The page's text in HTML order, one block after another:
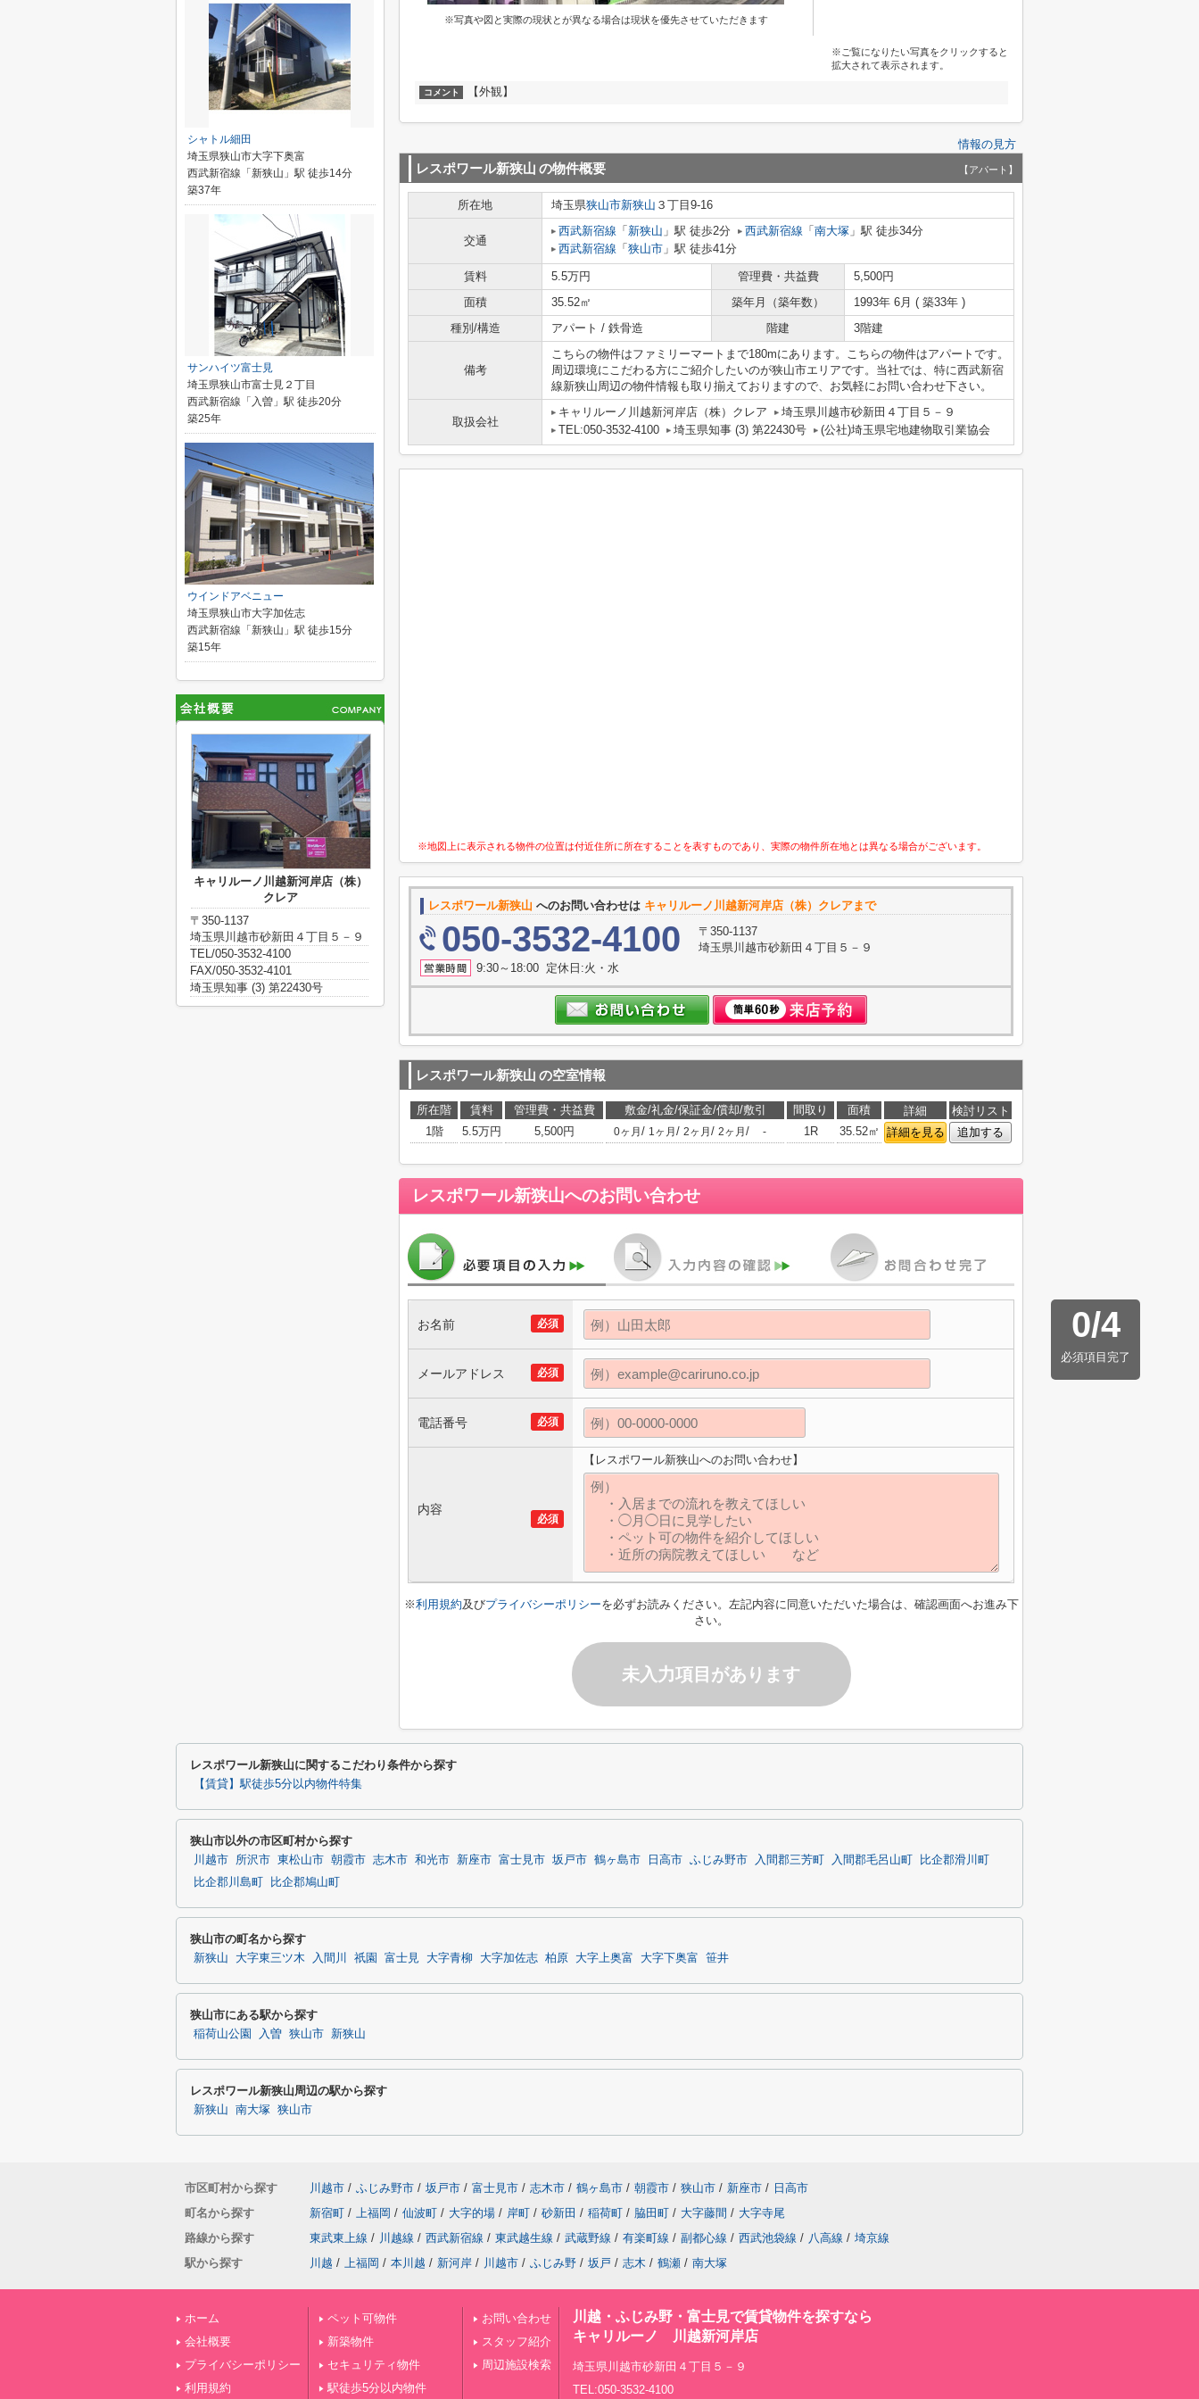
※写真や図と実際の現状とが異なる場合は現状を優先させていただきます
※ご覧になりたい写真をクリックすると
拡大されて表示されます。
コメント 【外観】
情報の見方
レスポワール新狭山 の物件概要 【アパート】
所在地 埼玉県狭山市新狭山 ３丁目9-16
交通
西武新宿線 「 新狭山 」駅 徒歩2分 西武新宿線 「 南大塚 」駅 徒歩34分
西武新宿線 「 狭山市 」駅 徒歩41分
賃料 5.5万円 管理費・共益費
5,500円
面積
35.52㎡ 築年月（築年数）
1993年 6月 ( 築33年 )
種別/構造
アパート / 鉄骨造 階建 3階建
備考
こちらの物件はファミリーマートまで180mにあります。こちらの物件はアパートです。
周辺環境にこだわる方にご紹介したいのが狭山市エリアです。当社では、特に西武新宿
線新狭山周辺の物件情報も取り揃えておりますので、お気軽にお問い合わせ下さい。
取扱会社
キャリルーノ川越新河岸店（株）クレア
埼玉県川越市砂新田４丁目５－９
TEL:050-3532-4100
埼玉県知事 (3) 第22430号 (公社)埼玉県宅地建物取引業協会
※地図上に表示される物件の位置は付近住所に所在することを表すものであり、実際の物件所在地とは異なる場合がございます。
レスポワール新狭山 へのお問い合わせは キャリルーノ川越新河岸店（株）クレアまで
050-3532-4100
〒350-1137
埼玉県川越市砂新田４丁目５－９
9:30～18:00 定休日:火・水
レスポワール新狭山 の空室情報
所在階 賃料 管理費・共益費 敷金/礼金/保証金/償却/敷引 間取り 面積 詳細
検討リスト
1階
5.5万円 5,500円 0ヶ月 / 1ヶ月 / 2ヶ月 / 2ヶ月 / - 1R 35.52㎡ 詳細を見る 追加する
レスポワール新狭山へのお問い合わせ
0/4
必須項目完了
必須
お名前
必須
メールアドレス
必須
電話番号
必須
内容
【レスポワール新狭山へのお問い合わせ】
※利用規約及びプライバシーポリシーを必ずお読みください。左記内容に同意いただいた場合は、確認画面へお進み下
さい。
未入力項目があります
シャトル細田
埼玉県狭山市大字下奥富
西武新宿線「新狭山」駅 徒歩14分
築37年
サンハイツ富士見
埼玉県狭山市富士見２丁目
西武新宿線「入曽」駅 徒歩20分
築25年
ウインドアベニュー
埼玉県狭山市大字加佐志
西武新宿線「新狭山」駅 徒歩15分
築15年
キャリルーノ川越新河岸店（株）
クレア
〒350-1137
埼玉県川越市砂新田４丁目５－９
TEL/050-3532-4100
FAX/050-3532-4101
埼玉県知事 (3) 第22430号
レスポワール新狭山に関するこだわり条件から探す
【賃貸】駅徒歩5分以内物件特集
狭山市以外の市区町村から探す
川越市 所沢市 東松山市 朝霞市 志木市 和光市 新座市 富士見市 坂戸市 鶴ヶ島市 日高市 ふじみ野市 入間郡三芳町 入間郡毛呂山町
比企郡滑川町
比企郡川島町
比企郡鳩山町
狭山市の町名から探す
新狭山 大字東三ツ木 入間川 祇園 富士見 大字青柳 大字加佐志 柏原 大字上奥富 大字下奥富 笹井
狭山市にある駅から探す
稲荷山公園 入曽 狭山市 新狭山
レスポワール新狭山周辺の駅から探す
新狭山 南大塚 狭山市
市区町村から探す 川越市 / ふじみ野市 / 坂戸市 / 富士見市 / 志木市 / 鶴ヶ島市 / 朝霞市 / 狭山市 / 新座市 / 日高市
町名から探す
新宿町 / 上福岡 / 仙波町 / 大字的場 / 岸町 / 砂新田 / 稲荷町 / 脇田町 / 大字藤間 / 大字寺尾
路線から探す
東武東上線 / 川越線 / 西武新宿線 / 東武越生線 / 武蔵野線 / 有楽町線 / 副都心線 / 西武池袋線 / 八高線 / 埼京線
駅から探す
川越 / 上福岡 / 本川越 / 新河岸 / 川越市 / ふじみ野 / 坂戸 / 志木 / 鶴瀬 / 南大塚
ホーム
会社概要
プライバシーポリシー
利用規約
ペット可物件
新築物件
セキュリティ物件
駅徒歩5分以内物件
お問い合わせ
スタッフ紹介
周辺施設検索
川越・ふじみ野・富士見で賃貸物件を探すなら
キャリルーノ 川越新河岸店
埼玉県川越市砂新田４丁目５－９
TEL:050-3532-4100